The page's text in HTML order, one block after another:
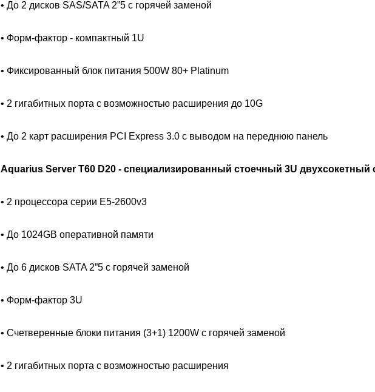
• До 2 дисков SAS/SATA 2”5 с горячей заменой
• Форм-фактор - компактный 1U
• Фиксированный блок питания 500W 80+ Platinum
• 2 гигабитных порта с возможностью расширения до 10G
• До 2 карт расширения PCI Express 3.0 с выводом на переднюю панель
Aquarius Server T60 D20 - специализированный стоечный 3U двухсокетный
• 2 процессора серии E5-2600v3
• До 1024GB оперативной памяти
• До 6 дисков SATA 2”5 с горячей заменой
• Форм-фактор 3U
• Счетверенные блоки питания (3+1) 1200W с горячей заменой
• 2 гигабитных порта с возможностью расширения